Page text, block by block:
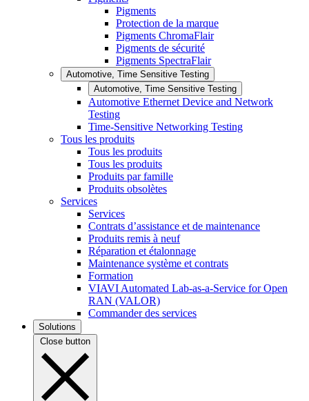
Pigments
Protection de la marque
Pigments ChromaFlair
Pigments de sécurité
Pigments SpectraFlair
Automotive, Time Sensitive Testing
Automotive, Time Sensitive Testing
Automotive Ethernet Device and Network
Testing
Time-Sensitive Networking Testing
Tous les produits
Tous les produits
Tous les produits
Produits par famille
Produits obsolètes
Services
Services
Contrats d’assistance et de maintenance
Produits remis à neuf
Réparation et étalonnage
Maintenance système et contrats
Formation
VIAVI Automated Lab-as-a-Service for Open
RAN (VALOR)
Commander des services
Solutions
Close button